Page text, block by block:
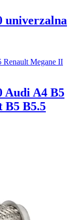
univerzalna
Audi A4 B5
B5 B5.5